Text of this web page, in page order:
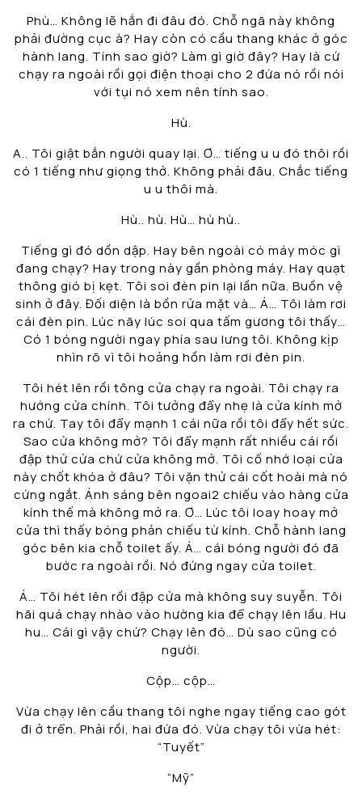
Phù… Không lẽ hắn đi đâu đó. Chỗ ngã này không
phải đường cục à? Hay còn có cầu thang khác ở góc
hành lang. Tính sao giờ? Làm gì giờ đây? Hay là cứ
chạy ra ngoài rồi gọi điện thoại cho 2 đứa nó rồi nói
với tụi nó xem nên tính sao.
Hù.
A.. Tôi giật bắn người quay lại. Ơ… tiếng u u đó thôi rồi
có 1 tiếng như giọng thở. Không phải đâu. Chắc tiếng
u u thôi mà.
Hù.. hù. Hù… hù hù..
Tiếng gì đó dồn dập. Hay bên ngoài có máy móc gì
đang chạy? Hay trong này gần phòng máy. Hay quạt
thông gió bị kẹt. Tôi soi đèn pin lại lần nữa. Buồn vệ
sinh ở đây. Đối diện là bồn rửa mặt và… Á… Tôi làm rơi
cái đèn pin. Lúc nãy lúc soi qua tấm gương tôi thấy…
Có 1 bóng người ngay phía sau lưng tôi. Không kịp
nhìn rõ vì tôi hoảng hồn làm rơi đèn pin.
Tôi hét lên rồi tông cửa chạy ra ngoài. Tôi chạy ra
hướng cửa chính. Tôi tưởng đẩy nhẹ là cửa kính mở
ra chứ. Tay tôi đẩy mạnh 1 cái nữa rồi tôi đẩy hết sức.
Sao cửa không mở? Tôi đẩy mạnh rất nhiều cái rồi
đập thử cửa chứ cửa không mở. Tôi cố nhớ loại cửa
này chốt khóa ở đâu? Tôi vặn thử cái cốt hoài mà nó
cứng ngắt. Ánh sáng bên ngoai2 chiếu vào hàng cửa
kính thế mà không mở ra. Ơ… Lúc tôi loay hoay mở
cửa thì thấy bóng phản chiếu từ kính. Chỗ hành lang
góc bên kia chỗ toilet ấy. Á… cái bóng người đó đã
bước ra ngoài rồi. Nó đứng ngay cửa toilet.
Á… Tôi hét lên rồi đập cửa mà không suy suyễn. Tôi
hãi quá chạy nhào vào hường kia để chạy lên lầu. Hu
hu… Cái gì vậy chứ? Chạy lên đó… Dù sao cũng có
người.
Cộp… cộp…
Vừa chạy lên cầu thang tôi nghe ngay tiếng cao gót
đi ở trển. Phải rồi, hai đứa đó. Vừa chạy tôi vừa hét:
“Tuyết”
“Mỹ”